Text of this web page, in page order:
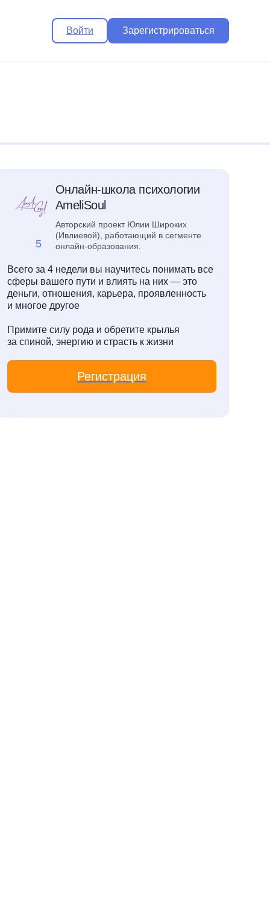
Войти Зарегистрироваться
5
Онлайн-школа психологии
AmeliSoul
Авторский проект Юлии Широких
(Ивлиевой), работающий в сегменте
онлайн-образования.
Всего за 4 недели вы научитесь понимать все
сферы вашего пути и влиять на них — это
деньги, отношения, карьера, проявленность
и многое другое
Примите силу рода и обретите крылья
за спиной, энергию и страсть к жизни
Регистрация